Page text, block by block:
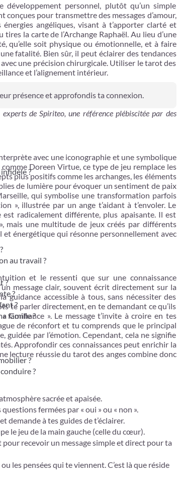
?
au travail ?
?
?
?
famille ?
?
?
personnel, plutôt qu’un simple
pour transmettre des messages d’amour,
angéliques, visant à t’apporter clarté et
la carte de l’Archange Raphaël. Au lieu d’une
qu’elle soit physique ou émotionnelle, et à faire
fatalité. Bien sûr, il peut éclairer des tendances
une précision chirurgicale. Utiliser le tarot des
et l’alignement intérieur.
présence et approfondis ta connexion.
de Spiriteo, une référence plébiscitée par des
avec une iconographie et une symbolique
Doreen Virtue, ce type de jeu remplace les
plus positifs comme les archanges, les éléments
de lumière pour évoquer un sentiment de paix
qui symbolise une transformation parfois
», illustrée par un ange t’aidant à t’envoler. Le
est radicalement différente, plus apaisante. Il est
mais une multitude de jeux créés par différents
et énergétique qui résonne personnellement avec
et le ressenti que sur une connaissance
message clair, souvent écrit directement sur la
guidance accessible à tous, sans nécessiter des
te parler directement, en te demandant ce qu’ils
». Le message t’invite à croire en tes
de réconfort et tu comprends que le principal
guidée par l’émotion. Cependant, cela ne signifie
Approfondir ces connaissances peut enrichir la
lecture réussie du tarot des anges combine donc
sacrée et apaisée.
fermées par « oui » ou « non ».
demande à tes guides de t’éclairer.
le jeu de la main gauche (celle du cœur).
recevoir un message simple et direct pour ta
les pensées qui te viennent. C’est là que réside